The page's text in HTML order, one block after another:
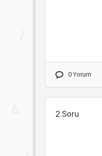
0 Yorum
2.Soru